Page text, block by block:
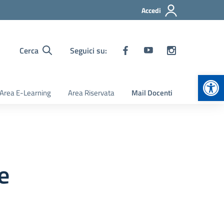
Accedi
Cerca Seguici su:
Area E-Learning Area Riservata Mail Docenti